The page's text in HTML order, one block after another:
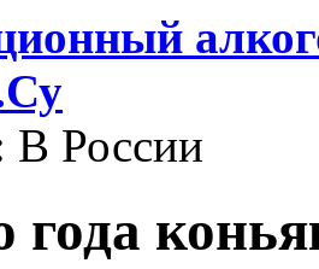
В России
года